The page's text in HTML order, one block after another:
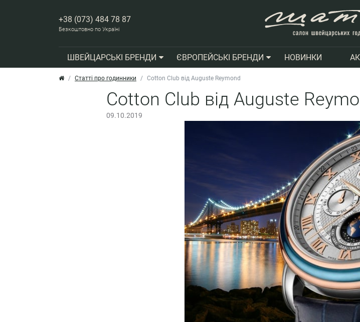
+38 (073) 484 78 87
Безкоштовно по Україні
ШВЕЙЦАРСЬКІ БРЕНДИ ЄВРОПЕЙСЬКІ БРЕНДИ НОВИНКИ
Статті про годинники Cotton Club від Auguste Reymond
Cotton Club від Auguste
09.10.2019